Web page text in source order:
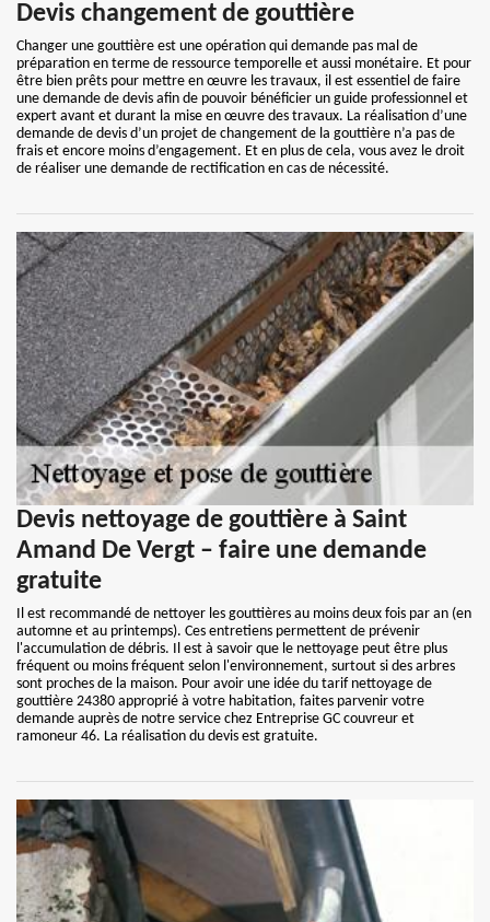
Devis changement de gouttière
Changer une gouttière est une opération qui demande pas mal de
préparation en terme de ressource temporelle et aussi monétaire. Et pour
être bien prêts pour mettre en œuvre les travaux, il est essentiel de faire
une demande de devis afin de pouvoir bénéficier un guide professionnel et
expert avant et durant la mise en œuvre des travaux. La réalisation d’une
demande de devis d’un projet de changement de la gouttière n’a pas de
frais et encore moins d’engagement. Et en plus de cela, vous avez le droit
de réaliser une demande de rectification en cas de nécessité.
Devis nettoyage de gouttière à Saint
Amand De Vergt – faire une demande
gratuite
Il est recommandé de nettoyer les gouttières au moins deux fois par an (en
automne et au printemps). Ces entretiens permettent de prévenir
l'accumulation de débris. Il est à savoir que le nettoyage peut être plus
fréquent ou moins fréquent selon l'environnement, surtout si des arbres
sont proches de la maison. Pour avoir une idée du tarif nettoyage de
gouttière 24380 approprié à votre habitation, faites parvenir votre
demande auprès de notre service chez Entreprise GC couvreur et
ramoneur 46. La réalisation du devis est gratuite.